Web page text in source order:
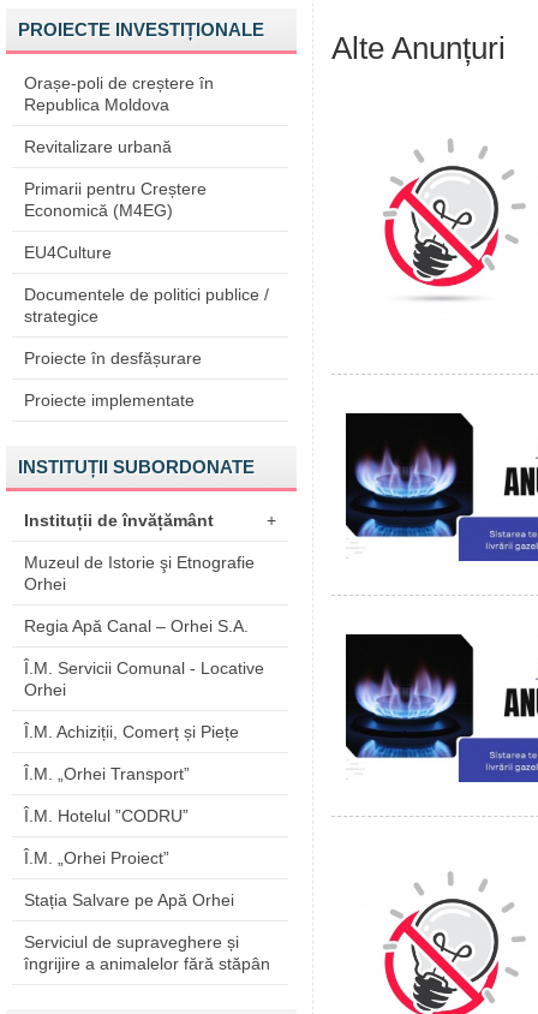
PROIECTE INVESTIȚIONALE
Orașe-poli de creștere în
Republica Moldova
Revitalizare urbană
Primarii pentru Creștere
Economică (M4EG)
EU4Culture
Documentele de politici publice /
strategice
Proiecte în desfășurare
Proiecte implementate
INSTITUȚII SUBORDONATE
Instituții de învățământ +
Muzeul de Istorie şi Etnografie
Orhei
Regia Apă Canal – Orhei S.A.
Î.M. Servicii Comunal - Locative
Orhei
Î.M. Achiziții, Comerț și Piețe
Î.M. „Orhei Transport”
Î.M. Hotelul ”CODRU”
Î.M. „Orhei Proiect”
Stația Salvare pe Apă Orhei
Serviciul de supraveghere și
îngrijire a animalelor fără stăpân
Alte Anunțuri